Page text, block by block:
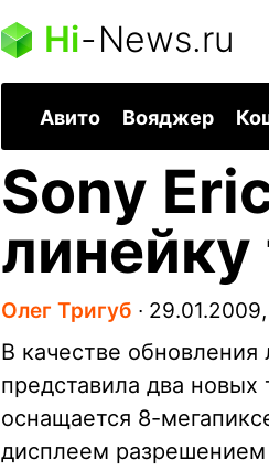
Hi-News.ru
Авито Вояджер
Sony
линейку
Олег Тригуб ∙ 29.01.2009,
В качестве
представила два
оснащается 8-
дисплеем